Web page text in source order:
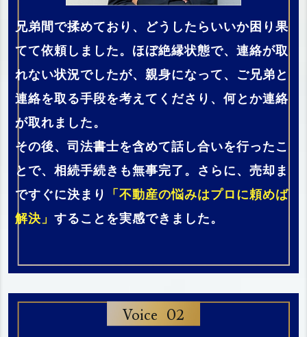
兄弟間で揉めており、どうしたらいいか困り果
てて依頼しました。ほぼ絶縁状態で、連絡が取
れない状況でしたが、親身になって、ご兄弟と
連絡を取る手段を考えてくださり、何とか連絡
が取れました。
その後、司法書士を含めて話し合いを行ったこ
とで、相続手続きも無事完了。さらに、売却ま
ですぐに決まり
「不動産の悩みはプロに頼めば
解決」 することを実感できました。
Voice 02